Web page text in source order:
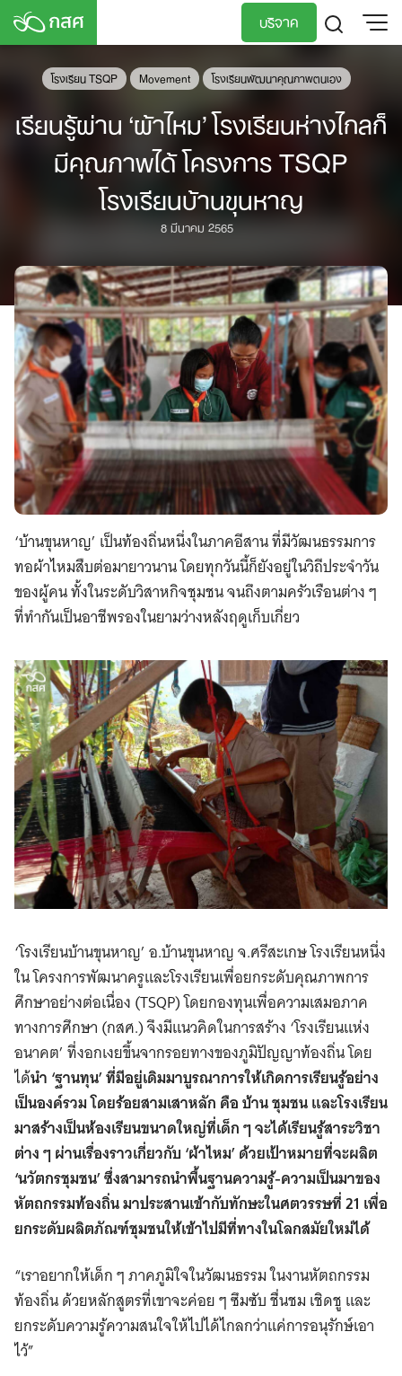
Skip
บริจาค
TH
โรงเรียน TSQP Movement โรงเรียนพัฒนาคุณภาพตนเอง
เรียนรู้ผ่าน ‘ผ้าไหม’ โรงเรียนห่างไกลก็
มีคุณภาพได้ โครงการ TSQP
โรงเรียนบ้านขุนหาญ
8 มีนาคม 2565
‘บ้านขุนหาญ’ เป็นท้องถิ่นหนึ่งในภาคอีสาน ที่มีวัฒนธรรมการ
ทอผ้าไหมสืบต่อมายาวนาน โดยทุกวันนี้ก็ยังอยู่ในวิถีประจำวัน
ของผู้คน ทั้งในระดับวิสาหกิจชุมชน จนถึงตามครัวเรือนต่าง ๆ
ที่ทำกันเป็นอาชีพรองในยามว่างหลังฤดูเก็บเกี่ยว
‘โรงเรียนบ้านขุนหาญ’ อ.บ้านขุนหาญ จ.ศรีสะเกษ โรงเรียนหนึ่ง
ใน โครงการพัฒนาครูและโรงเรียนเพื่อยกระดับคุณภาพการ
ศึกษาอย่างต่อเนื่อง (TSQP) โดยกองทุนเพื่อความเสมอภาค
ทางการศึกษา (กสศ.) จึงมีแนวคิดในการสร้าง ‘โรงเรียนแห่ง
อนาคต’ ที่งอกเงยขึ้นจากรอยทางของภูมิปัญญาท้องถิ่น โดย
ได้นำ ‘ฐานทุน’ ที่มีอยู่เดิมมาบูรณาการให้เกิดการเรียนรู้อย่าง
เป็นองค์รวม โดยร้อยสามเสาหลัก คือ บ้าน ชุมชน และโรงเรียน
มาสร้างเป็นห้องเรียนขนาดใหญ่ที่เด็ก ๆ จะได้เรียนรู้สาระวิชา
ต่าง ๆ ผ่านเรื่องราวเกี่ยวกับ ‘ผ้าไหม’ ด้วยเป้าหมายที่จะผลิต
‘นวัตกรชุมชน’ ซึ่งสามารถนำพื้นฐานความรู้-ความเป็นมาของ
หัตถกรรมท้องถิ่น มาประสานเข้ากับทักษะในศตวรรษที่ 21 เพื่อ
ยกระดับผลิตภัณฑ์ชุมชนให้เข้าไปมีที่ทางในโลกสมัยใหม่ได้
“เราอยากให้เด็ก ๆ ภาคภูมิใจในวัฒนธรรม ในงานหัตถกรรม
ท้องถิ่น ด้วยหลักสูตรที่เขาจะค่อย ๆ ซึมซับ ชื่นชม เชิดชู และ
ยกระดับความรู้ความสนใจให้ไปได้ไกลกว่าแค่การอนุรักษ์เอา
ไว้”